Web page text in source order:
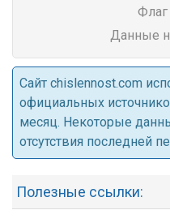
Данные
Cайт chislennost.com
официальных
месяц. Некоторые
отсутствия последней
Полезные ссылки: